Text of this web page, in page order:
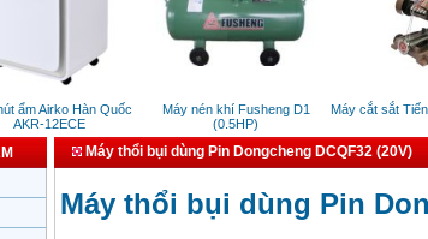
ẩm Airko Hàn Quốc
AKR-12ECE
Máy nén khí Fusheng D1
(0.5HP)
Máy cắt sắt Tiến
Máy thổi bụi dùng Pin Dongcheng DCQF32 (20V)
Máy thổi bụi dùng Pin